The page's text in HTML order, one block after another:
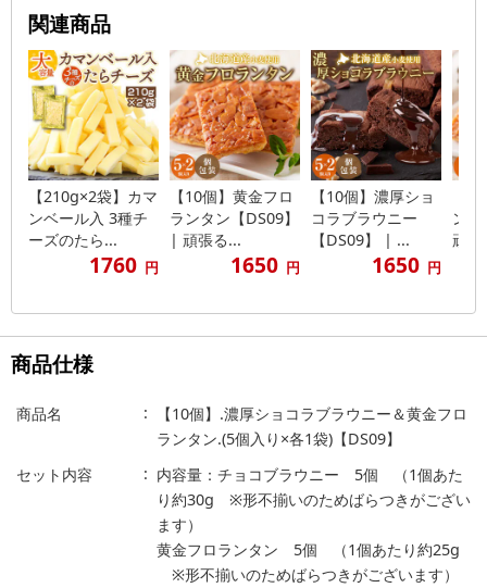
関連商品
【210g×2袋】カマ
ンベール入 3種チ
ーズのたら...
1760 円
【10個】黄金フロ
ランタン【DS09】
| 頑張る...
1650 円
【10個】濃厚ショ
コラブラウニー
【DS09】 | ...
1650 円
ン
頑張
商品仕様
商品名
【10個】.濃厚ショコラブラウニー＆黄金フロ
ランタン.(5個入り×各1袋)【DS09】
セット内容
内容量：チョコブラウニー 5個 （1個あた
り約30g ※形不揃いのためばらつきがござい
ます）
黄金フロランタン 5個 （1個あたり約25g
※形不揃いのためばらつきがございます）